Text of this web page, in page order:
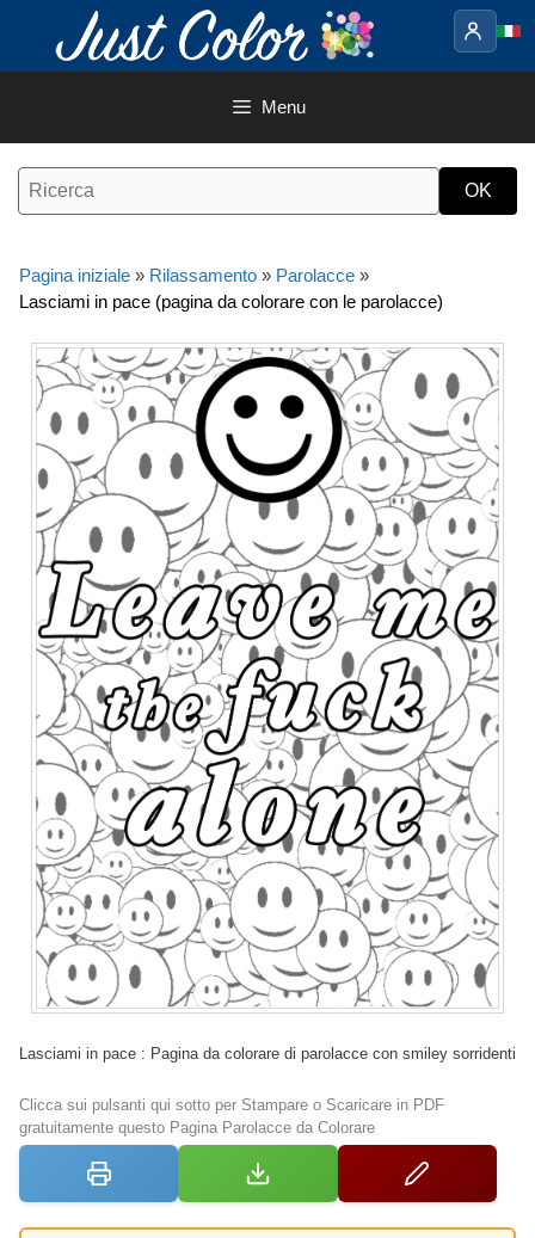
contenuto
Menu
Pagina iniziale » Rilassamento » Parolacce »
Lasciami in pace (pagina da colorare con le parolacce)
Lasciami in pace : Pagina da colorare di parolacce con smiley sorridenti
Clicca sui pulsanti qui sotto per Stampare o Scaricare in PDF
gratuitamente questo Pagina Parolacce da Colorare